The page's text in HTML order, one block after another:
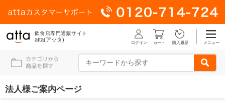
飲食店専門通販サイト
atta(アッタ) ログイン カート 購入履歴 メニュー
法人様ご案内ページ